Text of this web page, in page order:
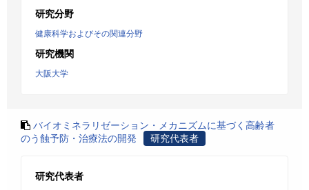
研究分野
健康科学およびその関連分野
研究機関
大阪大学
バイオミネラリゼーション・メカニズムに基づく高齢者
のう蝕予防・治療法の開発
研究代表者
研究代表者